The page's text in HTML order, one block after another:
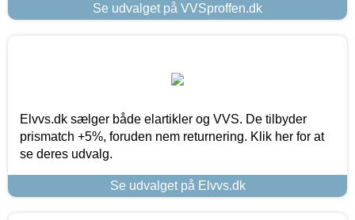
Se udvalget på VVSproffen.dk
Elvvs.dk sælger både elartikler og VVS. De tilbyder
prismatch +5%, foruden nem returnering. Klik her for at
se deres udvalg.
Se udvalget på Elvvs.dk